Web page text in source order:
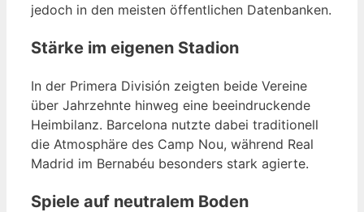
jedoch in den meisten öffentlichen Datenbanken.
Stärke im eigenen Stadion
In der Primera División zeigten beide Vereine
über Jahrzehnte hinweg eine beeindruckende
Heimbilanz. Barcelona nutzte dabei traditionell
die Atmosphäre des Camp Nou, während Real
Madrid im Bernabéu besonders stark agierte.
Spiele auf neutralem Boden